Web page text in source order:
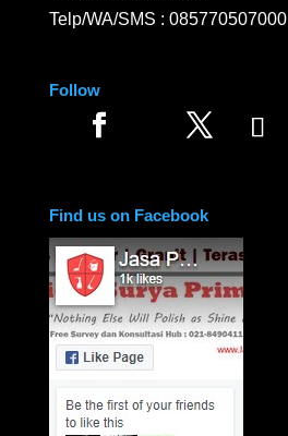
Telp/WA/SMS : 085770507000
Follow
Find us on Facebook